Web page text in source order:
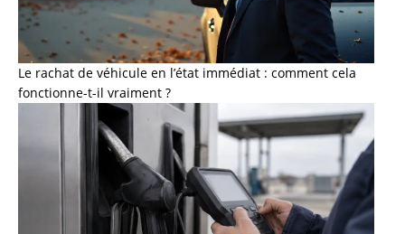
Le rachat de véhicule en l’état immédiat : comment cela
fonctionne-t-il vraiment ?